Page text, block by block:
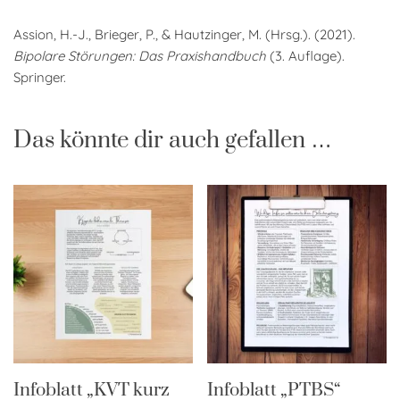
Assion, H.-J., Brieger, P., & Hautzinger, M. (Hrsg.). (2021).
Bipolare Störungen: Das Praxishandbuch (3. Auflage).
Springer.
Das könnte dir auch gefallen …
Infoblatt „KVT kurz
Infoblatt „PTBS“